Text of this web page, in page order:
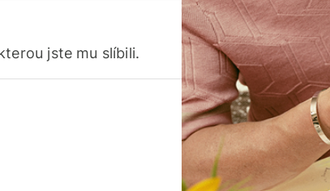
jste mu slíbili.